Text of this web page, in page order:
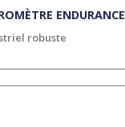
ENDURANCE
robuste